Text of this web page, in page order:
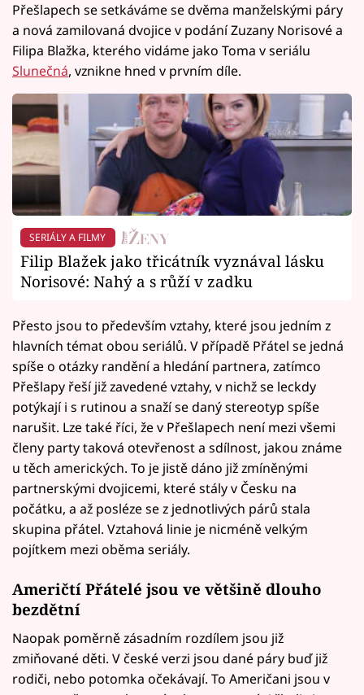
Přešlapech se setkáváme se dvěma manželskými páry
a nová zamilovaná dvojice v podání Zuzany Norisové a
Filipa Blažka, kterého vidáme jako Toma v seriálu
Slunečná, vznikne hned v prvním díle.
SERIÁLY A FILMY
Filip Blažek jako třicátník vyznával lásku
Norisové: Nahý a s růží v zadku
Přesto jsou to především vztahy, které jsou jedním z
hlavních témat obou seriálů. V případě Přátel se jedná
spíše o otázky randění a hledání partnera, zatímco
Přešlapy řeší již zavedené vztahy, v nichž se leckdy
potýkají i s rutinou a snaží se daný stereotyp spíše
narušit. Lze také říci, že v Přešlapech není mezi všemi
členy party taková otevřenost a sdílnost, jakou známe
u těch amerických. To je jistě dáno již zmíněnými
partnerskými dvojicemi, které stály v Česku na
počátku, a až posléze se z jednotlivých párů stala
skupina přátel. Vztahová linie je nicméně velkým
pojítkem mezi oběma seriály.
Američtí Přátelé jsou ve většině dlouho
bezdětní
Naopak poměrně zásadním rozdílem jsou již
zmiňované děti. V české verzi jsou dané páry buď již
rodiči, nebo potomka očekávají. To Američani jsou v